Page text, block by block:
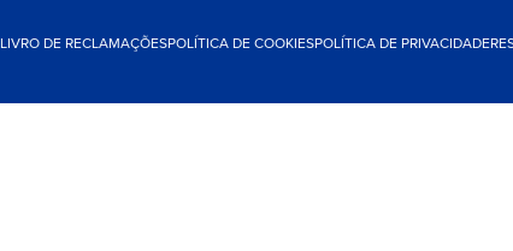
LIVRO DE RECLAMAÇÕESPOLÍTICA DE COOKIESPOLÍTICA DE PRIVACIDADE